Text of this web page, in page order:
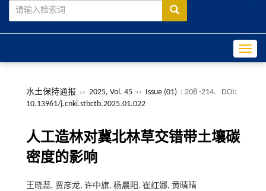
水土保持通报 ›› 2025, Vol. 45 ›› Issue (01) : 208 -214.
DOI:
10.13961/j.cnki.stbctb.2025.01.022
人工造林对冀北林草交错带土壤碳
密度的影响
王晓蕊, 贾彦龙, 许中旗, 杨晨阳, 崔红娜, 黄晴晴